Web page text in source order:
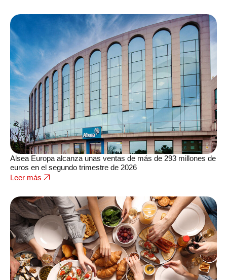
Alsea Europa alcanza unas ventas de más de 293 millones de
euros en el segundo trimestre de 2026
Leer más